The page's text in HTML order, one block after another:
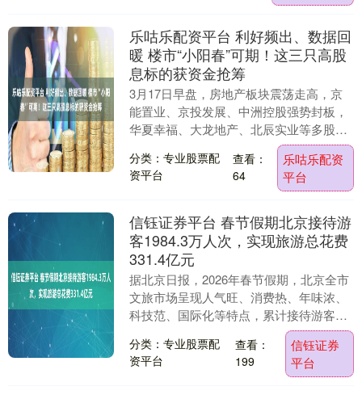
乐咕乐配资平台 利好频出、数据回
暖 楼市“小阳春”可期！这三只高股
息标的获资金抢筹
3月17日早盘，房地产板块震荡走高，京
能置业、京投发展、中洲控股强势封板，
华夏幸福、大龙地产、北辰实业等多股跟
涨。 业内人士指出，随着库存指标迎来拐
点、价格端企....
分类：专业股票配
资平台
查看：
64
乐咕乐配资
平台
信钰证券平台 春节假期北京接待游
客1984.3万人次，实现旅游总花费
331.4亿元
据北京日报，2026年春节假期，北京全市
文旅市场呈现人气旺、消费热、年味浓、
科技范、国际化等特点，累计接待游客
1984.3万人次，实现旅游总花费331.4亿
元。....
分类：专业股票配
资平台
查看：
199
信钰证券
平台